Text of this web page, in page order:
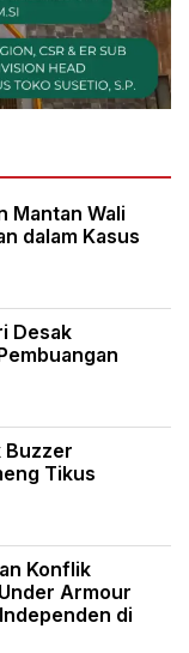
Mantan Wali
dalam Kasus
Desak
Buzzer
Tikus
Konflik
Armour
di